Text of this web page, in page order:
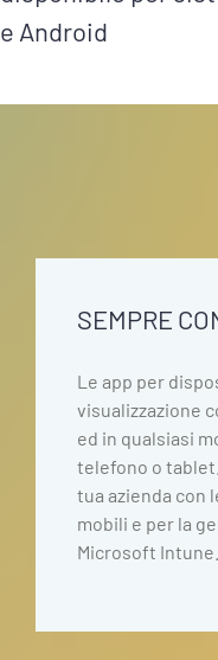
e Android
SEMPRE
Le app per
visualizzazione
ed in qualsiasi
telefono o
tua azienda con
mobili e per la
Microsoft Intune.